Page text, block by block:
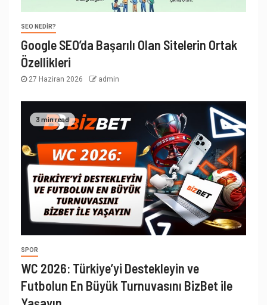
SEO NEDIR?
Google SEO’da Başarılı Olan Sitelerin Ortak
Özellikleri
27 Haziran 2026 admin
3 min read
SPOR
WC 2026: Türkiye’yi Destekleyin ve
Futbolun En Büyük Turnuvasını BizBet ile